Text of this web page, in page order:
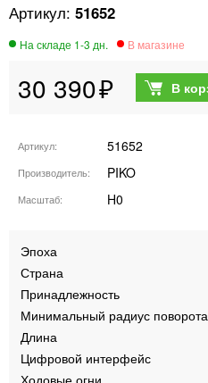
51652
30 390
Артикул 51652
Производитель PIKO
Масштаб H0
Эпоха
Страна
Принадлежность
Минимальный радиус поворота
Длина
Цифровой интерфейс
Ходовые огни